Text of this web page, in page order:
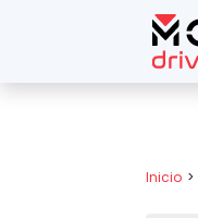
Inicio